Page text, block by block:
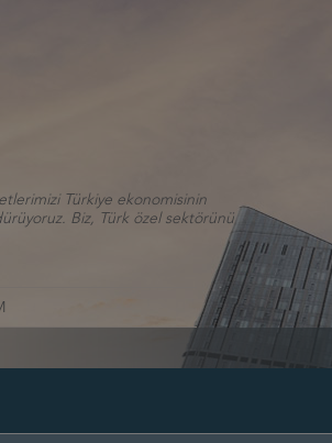
Türkiye ekonomisinin
Biz, Türk özel sektörünü